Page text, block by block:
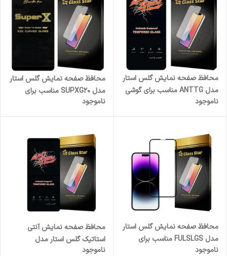
محافظ صفحه نمایش گلس استار
مدل ANTTG مناسب برای گوشی
موبایل شیائومی Redmi A5
ناموجود
محافظ صفحه نمایش گلس استار
مدل SUPXG20 مناسب برای
A7 2018 / Galaxy A750
ناموجود
محافظ صفحه نمایش گلس استار
مدل FULSLGS مناسب برای
ناموجود
محافظ صفحه نمایش آنتی
استاتیک گلس استار مدل
ناموجود